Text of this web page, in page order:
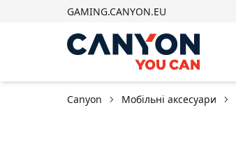
GAMING.CANYON.EU
Canyon Мобільні аксесуари